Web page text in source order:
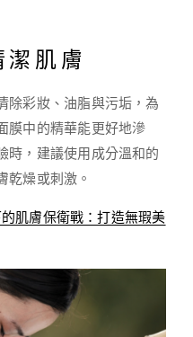
潔肌膚
除彩妝、油脂與污垢，為
膜中的精華能更好地滲
時，建議使用成分溫和的
乾燥或刺激。
肌膚保衛戰：打造無瑕美